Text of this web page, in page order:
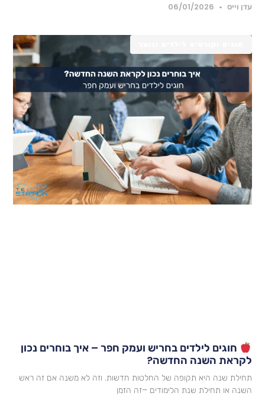
וייס 06/01/2026
חוגים לילדים בחריש ועמק חפר – איך בוחרים נכון
השנה החדשה?
שנה היא תקופה של החלטות חדשות. וזה לא משנה אם זה ראש
או תחילת שנת הלימודים –זה הזמן